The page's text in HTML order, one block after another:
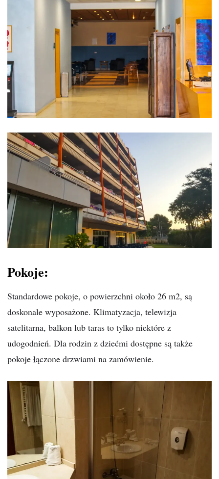
Pokoje:
Standardowe pokoje, o powierzchni około 26 m2, są
doskonale wyposażone. Klimatyzacja, telewizja
satelitarna, balkon lub taras to tylko niektóre z
udogodnień. Dla rodzin z dziećmi dostępne są także
pokoje łączone drzwiami na zamówienie.